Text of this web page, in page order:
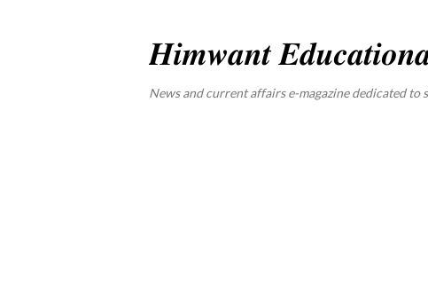
𝑯𝒊𝒎𝒘𝒂𝒏𝒕
News and current affairs e-magazine dedicated to